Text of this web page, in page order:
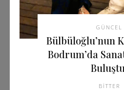
GÜNCEL
Bülbüloğlu’nun
Bodrum’da
BITTER